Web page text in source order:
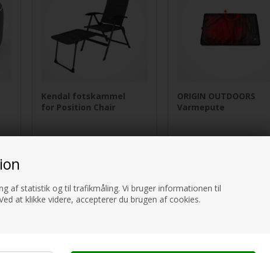
af statistik og til trafikmåling. Vi bruger informationen til
at klikke videre, accepterer du brugen af cookies.
Kendal fotskammel
for Position Chair
ORIGIN OUTDOORS
Varmepute